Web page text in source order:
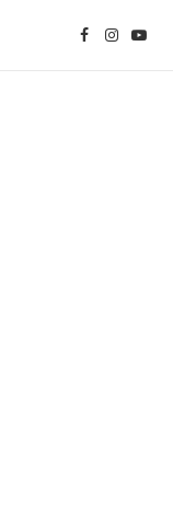
Facebook